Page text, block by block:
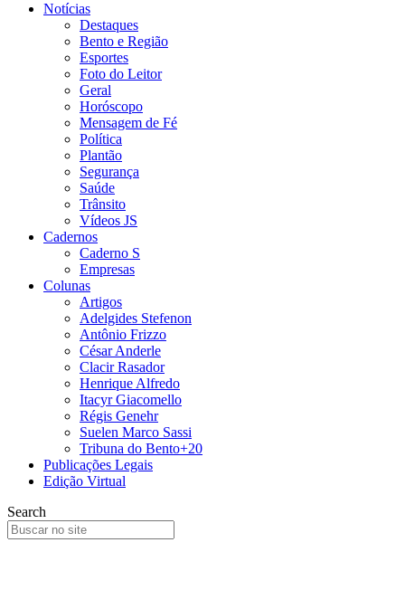
Notícias
Destaques
Bento e Região
Esportes
Foto do Leitor
Geral
Horóscopo
Mensagem de Fé
Política
Plantão
Segurança
Saúde
Trânsito
Vídeos JS
Cadernos
Caderno S
Empresas
Colunas
Artigos
Adelgides Stefenon
Antônio Frizzo
César Anderle
Clacir Rasador
Henrique Alfredo
Itacyr Giacomello
Régis Genehr
Suelen Marco Sassi
Tribuna do Bento+20
Publicações Legais
Edição Virtual
Search